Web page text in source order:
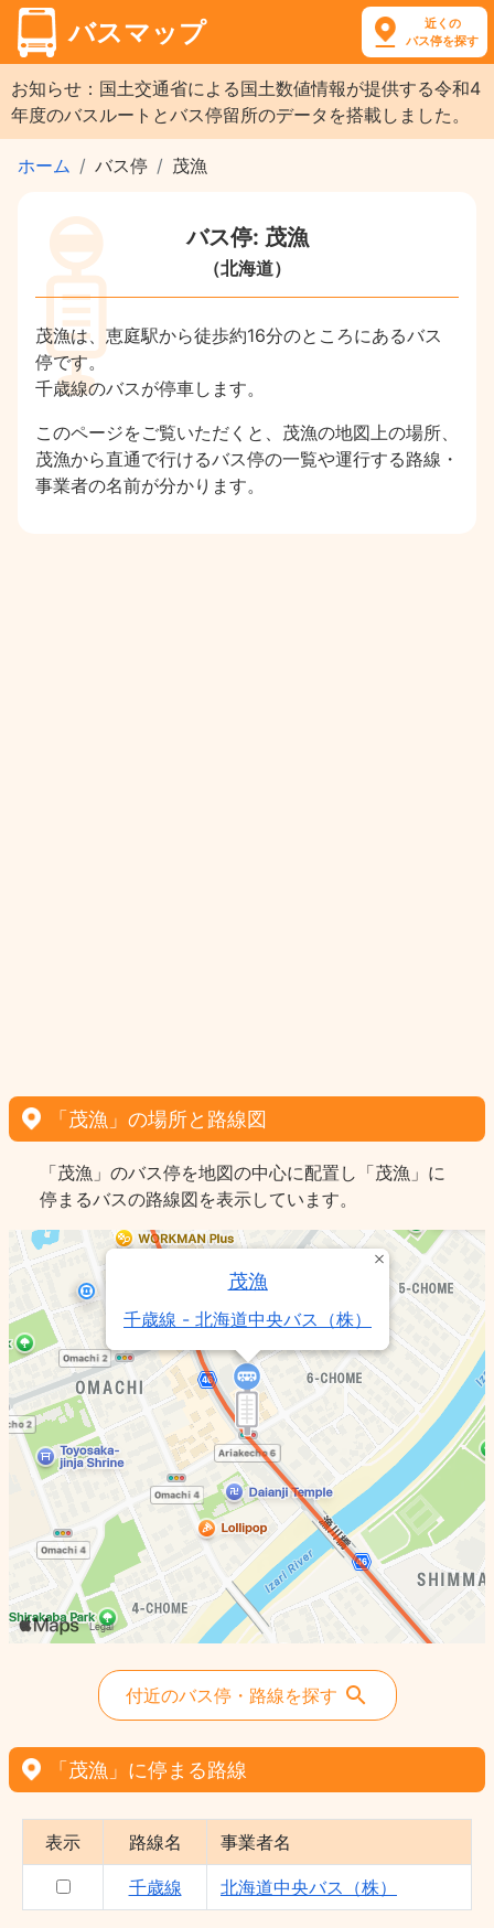
バスマップ
近くの
バス停を探す
お知らせ：国土交通省による国土数値情報が提供する令和4
年度のバスルートとバス停留所のデータを搭載しました。
ホーム バス停 茂漁
バス停: 茂漁
（北海道）
茂漁は、恵庭駅から徒歩約16分のところにあるバス
停です。
千歳線のバスが停車します。
このページをご覧いただくと、茂漁の地図上の場所、
茂漁から直通で行けるバス停の一覧や運行する路線・
事業者の名前が分かります。
「茂漁」の場所と路線図
「茂漁」のバス停を地図の中心に配置し「茂漁」に
停まるバスの路線図を表示しています。
茂漁
千歳線 - 北海道中央バス（株）
付近のバス停・路線を探す
「茂漁」に停まる路線
表示 路線名 事業者名
千歳線 北海道中央バス（株）